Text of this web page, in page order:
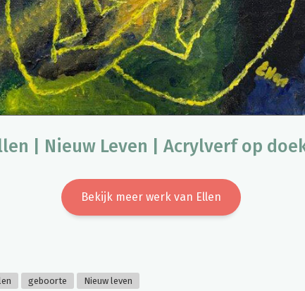
| Nieuw Leven | Acrylverf op
Bekijk meer werk van Ellen
geboorte Nieuw leven